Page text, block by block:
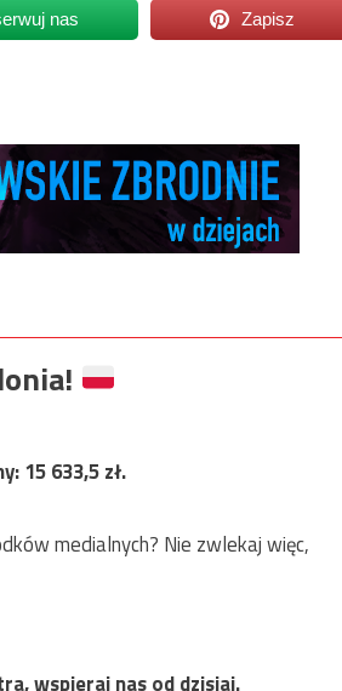
nas Zapisz
15 633,5zł.
medialnych? Nie zwlekaj więc,
wspieraj nas od dzisiaj.